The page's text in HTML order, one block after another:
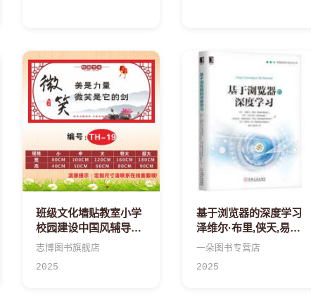
班级文化墙贴教室小学
校园建设中国风辅导托
管班名人名言励志标语
志博图书旗舰店
2025
基于浏览器的深度学习
泽维尔·布里,侠天,易乐
天机械工业
一朵图书专营店
2025